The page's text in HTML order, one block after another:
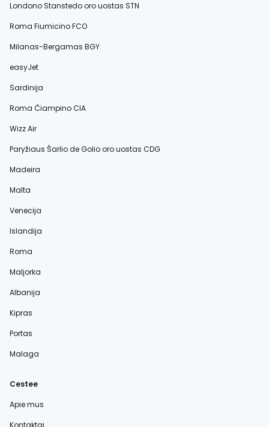
Londono Stanstedo oro uostas STN
Roma Fiumicino FCO
Milanas-Bergamas BGY
easyJet
Sardinija
Roma Čiampino CIA
Wizz Air
Paryžiaus Šarlio de Golio oro uostas CDG
Madeira
Malta
Venecija
Islandija
Roma
Maljorka
Albanija
Kipras
Portas
Malaga
Cestee
Apie mus
Kontaktai